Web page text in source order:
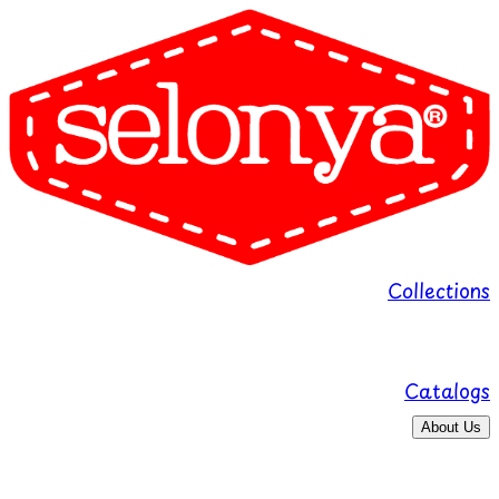
Collections
Catalogs
About Us